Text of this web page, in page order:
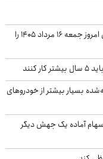
تغییرات شدید محصولات سایپا/ خریداران جدول امروز جمعه ۱۶ مرداد ۱۴۰۵ را
بسیار بیشتر از خودروهای
شنبه ۱۷ مرداد ۱۴۰۵/ بازار سهام آماده یک جهش دیگر